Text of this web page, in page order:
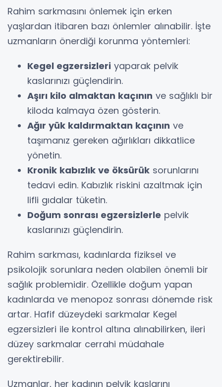
Rahim sarkmasını önlemek için erken
yaşlardan itibaren bazı önlemler alınabilir. İşte
uzmanların önerdiği korunma yöntemleri:
Kegel egzersizleri yaparak pelvik
kaslarınızı güçlendirin.
Aşırı kilo almaktan kaçının ve sağlıklı bir
kiloda kalmaya özen gösterin.
Ağır yük kaldırmaktan kaçının ve
taşımanız gereken ağırlıkları dikkatlice
yönetin.
Kronik kabızlık ve öksürük sorunlarını
tedavi edin. Kabızlık riskini azaltmak için
lifli gıdalar tüketin.
Doğum sonrası egzersizlerle pelvik
kaslarınızı güçlendirin.
Rahim sarkması, kadınlarda fiziksel ve
psikolojik sorunlara neden olabilen önemli bir
sağlık problemidir. Özellikle doğum yapan
kadınlarda ve menopoz sonrası dönemde risk
artar. Hafif düzeydeki sarkmalar Kegel
egzersizleri ile kontrol altına alınabilirken, ileri
düzey sarkmalar cerrahi müdahale
gerektirebilir.
Uzmanlar, her kadının pelvik kaslarını